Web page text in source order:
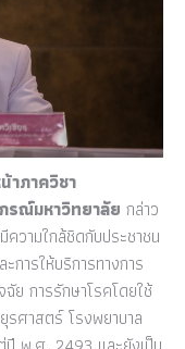
าภาควิชา
ณ์มหาวิทยาลัย กล่าว
ความใกล้ชิดกับประชาชน
การให้บริการทางการ
ย การรักษาโรคโดยใช้
รศาสตร์ โรงพยาบาล